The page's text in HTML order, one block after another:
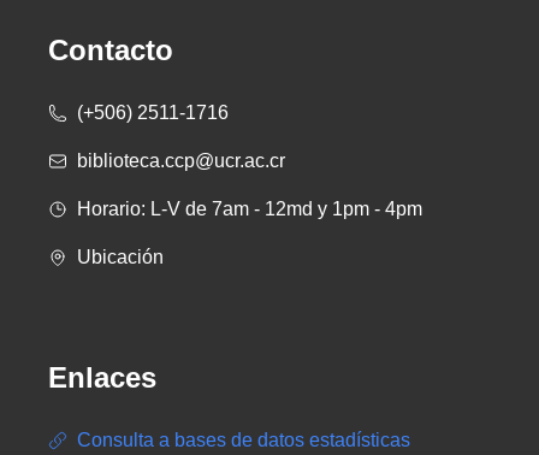
Contacto
(+506) 2511-1716
biblioteca.ccp@ucr.ac.cr
Horario: L-V de 7am - 12md y 1pm - 4pm
Ubicación
Enlaces
Consulta a bases de datos estadísticas